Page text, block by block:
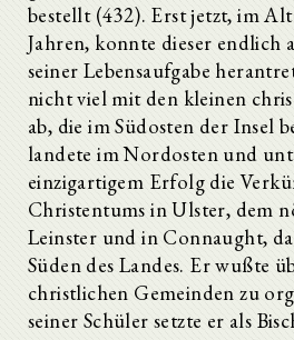
bestellt (432). Erst jetzt, im
Jahren, konnte dieser endlich
seiner Lebensaufgabe
nicht viel mit den kleinen
ab, die im Südosten der Insel
landete im Nordosten und
einzigartigem Erfolg die
Christentums in Ulster, dem
Leinster und in Connaught,
Süden des Landes. Er wußte
christlichen Gemeinden zu
seiner Schüler setzte er als